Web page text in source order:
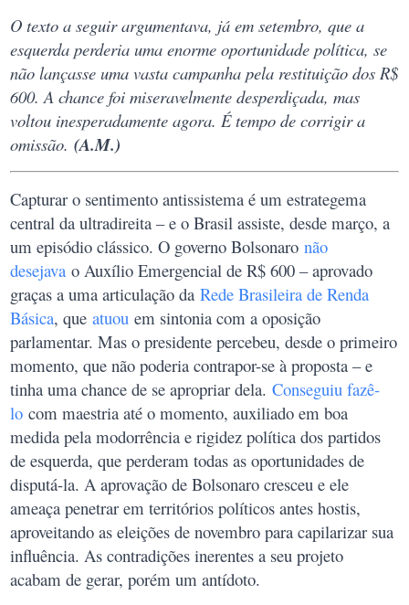
O texto a seguir argumentava, já em setembro, que a
esquerda perderia uma enorme oportunidade política, se
não lançasse uma vasta campanha pela restituição dos R$
600. A chance foi miseravelmente desperdiçada, mas
voltou inesperadamente agora. É tempo de corrigir a
omissão.(A.M.)
Capturar o sentimento antissistema é um estrategema
central da ultradireita – e o Brasil assiste, desde março, a
um episódio clássico. O governo Bolsonaronão
desejava o Auxílio Emergencial de R$ 600 – aprovado
graças a uma articulação daRede Brasileira de Renda
Básica, queatuou em sintonia com a oposição
parlamentar. Mas o presidente percebeu, desde o primeiro
momento, que não poderia contrapor-se à proposta – e
tinha uma chance de se apropriar dela.Conseguiu fazê-
lo com maestria até o momento, auxiliado em boa
medida pela modorrência e rigidez política dos partidos
de esquerda, que perderam todas as oportunidades de
disputá-la. A aprovação de Bolsonaro cresceu e ele
ameaça penetrar em territórios políticos antes hostis,
aproveitando as eleições de novembro para capilarizar sua
influência. As contradições inerentes a seu projeto
acabam de gerar, porém um antídoto.